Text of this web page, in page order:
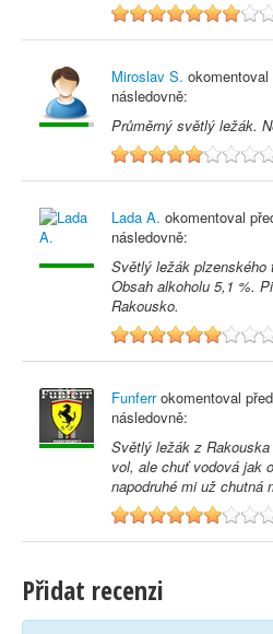
7
Miroslav S. okomentoval
následovně:
Průměrný světlý ležák.
5
Lada A. okomentoval
následovně:
Světlý ležák plzenského
Obsah alkoholu 5,1 %.
Rakousko.
6
Funferrokomentoval před
následovně:
Světlý ležák z
vol, ale chuť vodová jak
napodruhé mi už chutná
6
Přidat recenzi